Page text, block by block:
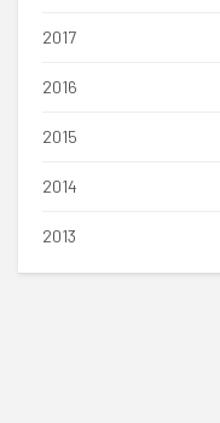
2017
2016
2015
2014
2013